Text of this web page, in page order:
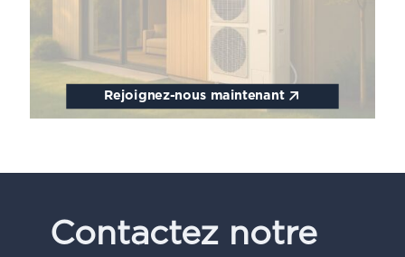
Rejoignez-nous maintenant
Contactez notre